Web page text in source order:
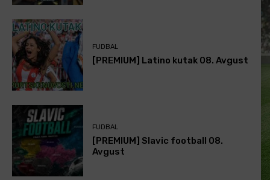
FUDBAL
[PREMIUM] Latino kutak 08. Avgust
FUDBAL
[PREMIUM] Slavic football 08.
Avgust